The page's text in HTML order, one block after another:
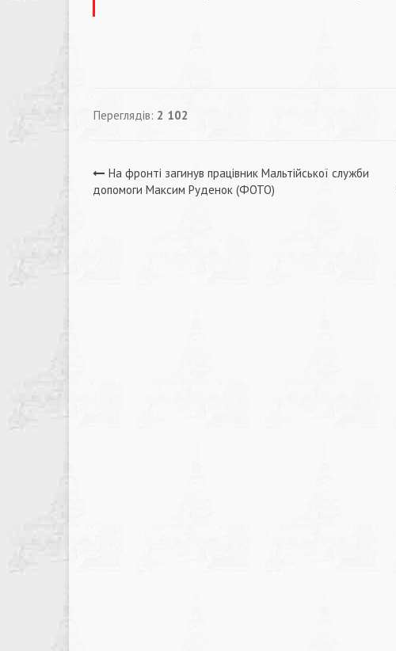
Переглядів: 2 102
Навігація
На фронті загинув працівник Мальтійської служби
допомоги Максим Руденок (ФОТО)